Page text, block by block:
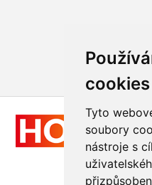
cookies
Tyto
soubory
nástroje s